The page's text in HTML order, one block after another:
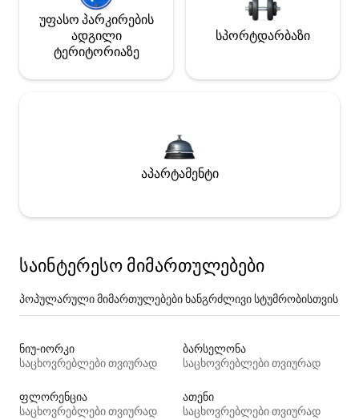
უფასო პარკირების
ადგილი
ტერიტორიაზე
სპორტდარბაზი
აპარტამენტი
საინტერესო მიმართულებები
პოპულარული მიმართულებები ხანგრძლივი სტუმრობისთვის
ნიუ-იორკი
საცხოვრებლები თვიურად
ბარსელონა
საცხოვრებლები თვიურად
ფლორენცია
საცხოვრებლები თვიურად
ათენი
საცხოვრებლები თვიურად